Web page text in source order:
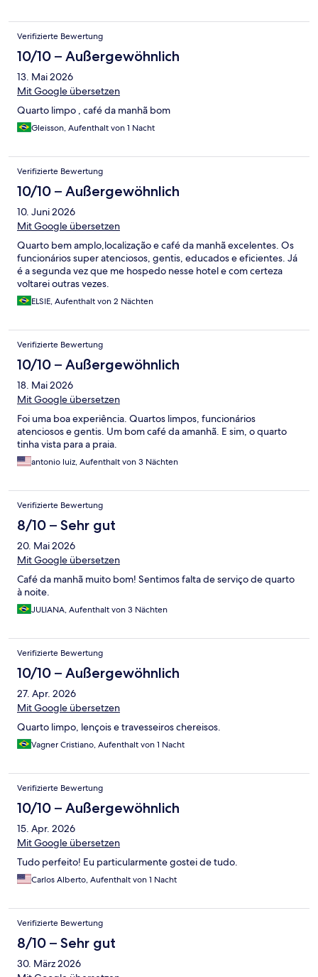
Verifizierte Bewertung
10/10 – Außergewöhnlich
13. Mai 2026
Mit Google übersetzen
Quarto limpo , café da manhã bom
Gleisson, Aufenthalt von 1 Nacht
Verifizierte Bewertung
10/10 – Außergewöhnlich
10. Juni 2026
Mit Google übersetzen
Quarto bem amplo,localização e café da manhã excelentes. Os
funcionários super atenciosos, gentis, educados e eficientes. Já
é a segunda vez que me hospedo nesse hotel e com certeza
voltarei outras vezes.
ELSIE, Aufenthalt von 2 Nächten
Verifizierte Bewertung
10/10 – Außergewöhnlich
18. Mai 2026
Mit Google übersetzen
Foi uma boa experiência. Quartos limpos, funcionários
atenciosos e gentis. Um bom café da amanhã. E sim, o quarto
tinha vista para a praia.
antonio luiz, Aufenthalt von 3 Nächten
Verifizierte Bewertung
8/10 – Sehr gut
20. Mai 2026
Mit Google übersetzen
Café da manhã muito bom! Sentimos falta de serviço de quarto
à noite.
JULIANA, Aufenthalt von 3 Nächten
Verifizierte Bewertung
10/10 – Außergewöhnlich
27. Apr. 2026
Mit Google übersetzen
Quarto limpo, lençois e travesseiros chereisos.
Vagner Cristiano, Aufenthalt von 1 Nacht
Verifizierte Bewertung
10/10 – Außergewöhnlich
15. Apr. 2026
Mit Google übersetzen
Tudo perfeito! Eu particularmente gostei de tudo.
Carlos Alberto, Aufenthalt von 1 Nacht
Verifizierte Bewertung
8/10 – Sehr gut
30. März 2026